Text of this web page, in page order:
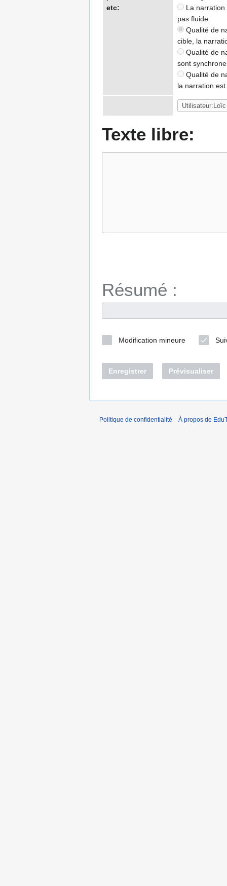
etc:
La
pas fluide.
Qualité de
cible, la
Qualité de
sont
Qualité de
la narration
Texte libre:
Résumé :
Modification mineure
Enregistrer Prévisualiser
Politique de confidentialité À propos de